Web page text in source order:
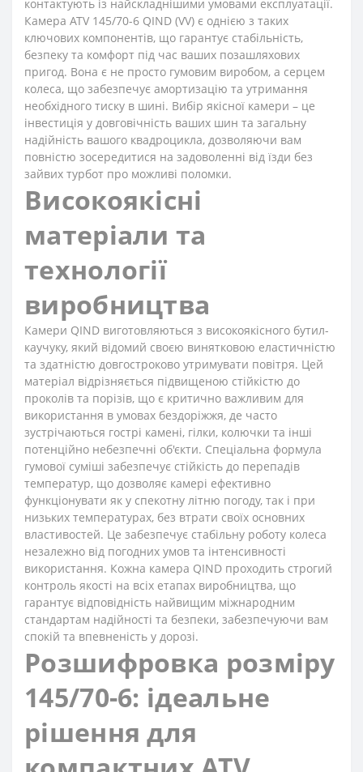
контактують із найскладнішими умовами експлуатації.
Камера ATV 145/70-6 QIND (VV) є однією з таких
ключових компонентів, що гарантує стабільність,
безпеку та комфорт під час ваших позашляхових
пригод. Вона є не просто гумовим виробом, а серцем
колеса, що забезпечує амортизацію та утримання
необхідного тиску в шині. Вибір якісної камери – це
інвестиція у довговічність ваших шин та загальну
надійність вашого квадроцикла, дозволяючи вам
повністю зосередитися на задоволенні від їзди без
зайвих турбот про можливі поломки.
Високоякісні
матеріали та
технології
виробництва
Камери QIND виготовляються з високоякісного бутил-
каучуку, який відомий своєю винятковою еластичністю
та здатністю довгостроково утримувати повітря. Цей
матеріал відрізняється підвищеною стійкістю до
проколів та порізів, що є критично важливим для
використання в умовах бездоріжжя, де часто
зустрічаються гострі камені, гілки, колючки та інші
потенційно небезпечні об'єкти. Спеціальна формула
гумової суміші забезпечує стійкість до перепадів
температур, що дозволяє камері ефективно
функціонувати як у спекотну літню погоду, так і при
низьких температурах, без втрати своїх основних
властивостей. Це забезпечує стабільну роботу колеса
незалежно від погодних умов та інтенсивності
використання. Кожна камера QIND проходить строгий
контроль якості на всіх етапах виробництва, що
гарантує відповідність найвищим міжнародним
стандартам надійності та безпеки, забезпечуючи вам
спокій та впевненість у дорозі.
Розшифровка розміру
145/70-6: ідеальне
рішення для